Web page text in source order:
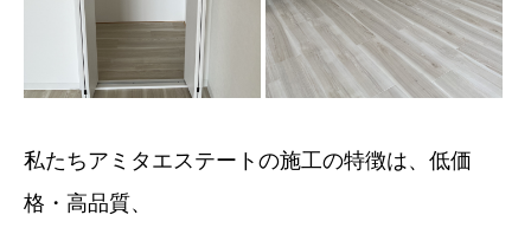
私たちアミタエステートの施工の特徴は、低価
格・高品質、